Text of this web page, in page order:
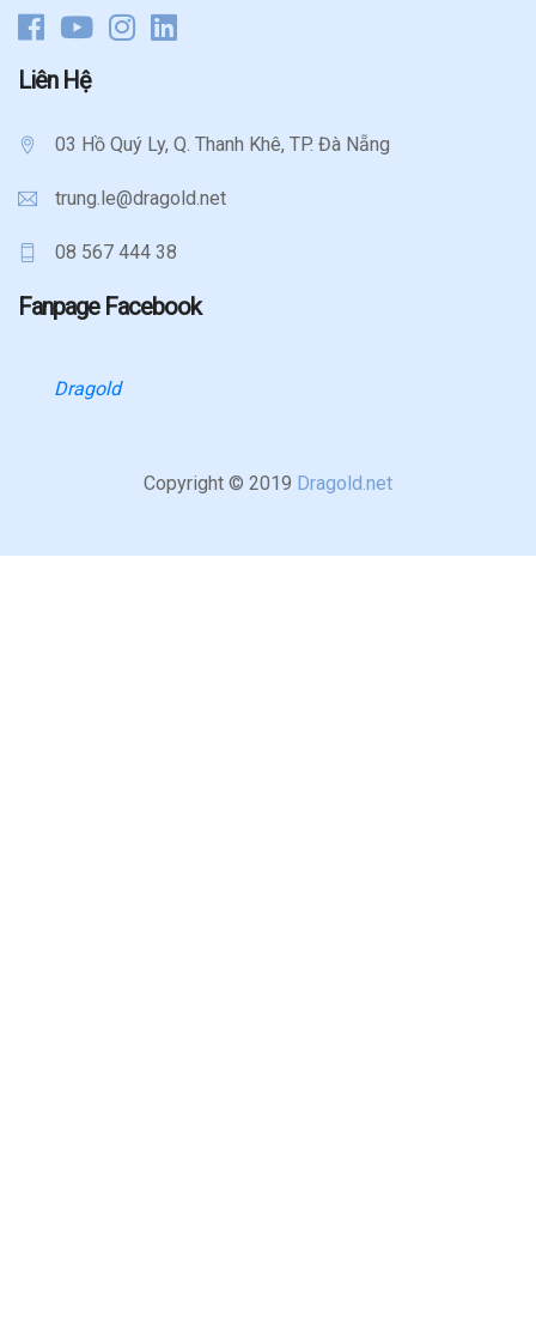
Liên Hệ
03 Hồ Quý Ly, Q. Thanh Khê, TP. Đà Nẵng
trung.le@dragold.net
08 567 444 38
Fanpage Facebook
Dragold
Copyright © 2019 Dragold.net